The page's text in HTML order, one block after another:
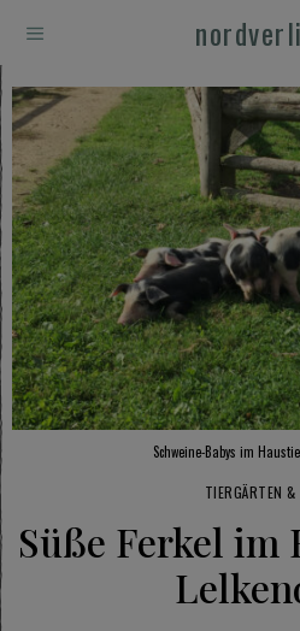
Schweine-Babys im
TIERGÄRTEN &
Süße Ferkel